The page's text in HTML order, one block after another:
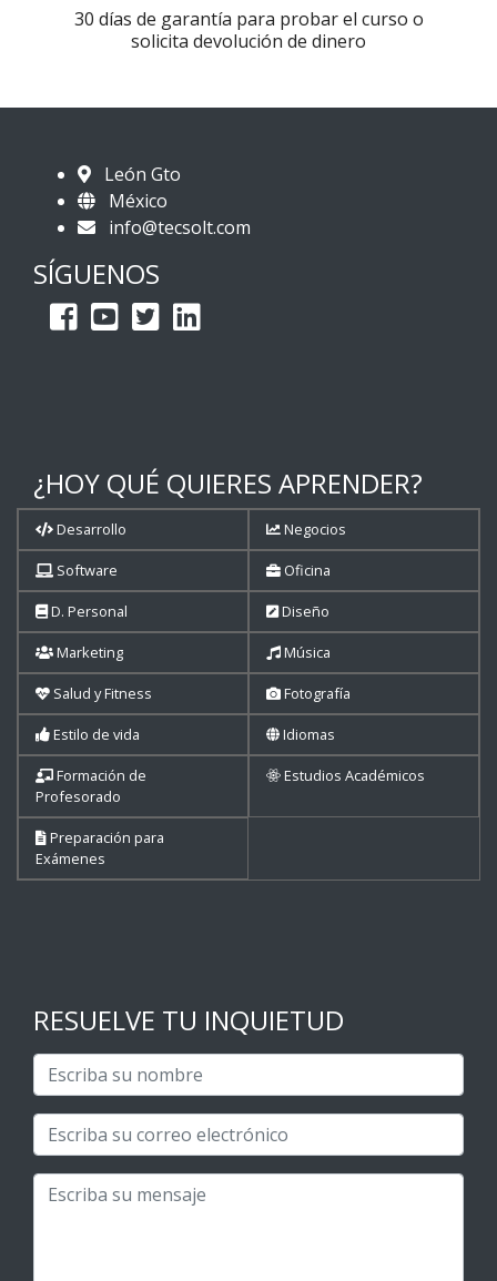
30 días de garantía para probar el curso o
solicita devolución de dinero
León Gto
México
info@tecsolt.com
SÍGUENOS
¿HOY QUÉ QUIERES APRENDER?
Desarrollo Negocios
Software Oficina
D. Personal Diseño
Marketing Música
Salud y Fitness Fotografía
Estilo de vida Idiomas
Formación de
Profesorado
Estudios Académicos
Preparación para
Exámenes
RESUELVE TU INQUIETUD